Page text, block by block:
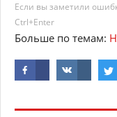
Если вы заметили
Ctrl+Enter
Больше по темам: